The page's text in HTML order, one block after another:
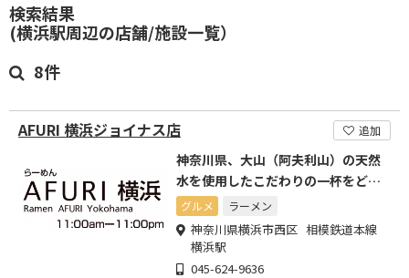
検索結果
(横浜駅周辺の店舗/施設一覧）
8件
AFURI 横浜ジョイナス店 追加
神奈川県、大山（阿夫利山）の天然
水を使用したこだわりの一杯をどう
ぞ！
グルメ ラーメン
神奈川県横浜市西区 相模鉄道本線
横浜駅
045-624-9636